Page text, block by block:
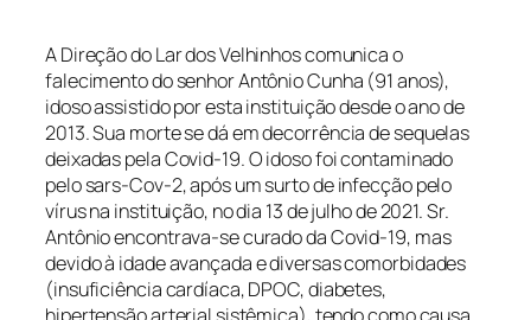
A Direção do Lar dos Velhinhos comunica o
falecimento do senhor Antônio Cunha (91 anos),
idoso assistido por esta instituição desde o ano de
2013. Sua morte se dá em decorrência de sequelas
deixadas pela Covid-19. O idoso foi contaminado
pelo sars-Cov-2, após um surto de infecção pelo
vírus na instituição, no dia 13 de julho de 2021. Sr.
Antônio encontrava-se curado da Covid-19, mas
devido à idade avançada e diversas comorbidades
(insuficiência cardíaca, DPOC, diabetes,